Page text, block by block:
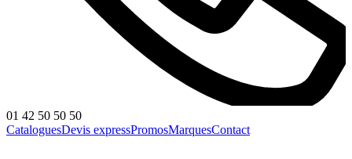
01 42 50 50 50
CataloguesDevis expressPromosMarquesContact